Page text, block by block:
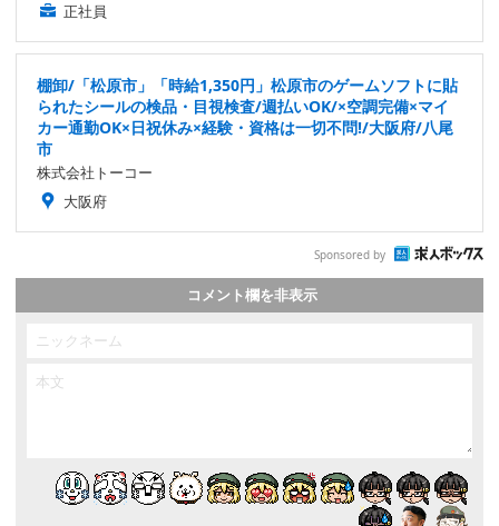
正社員
棚卸/「松原市」「時給1,350円」松原市のゲームソフトに貼
られたシールの検品・目視検査/週払いOK/×空調完備×マイ
カー通勤OK×日祝休み×経験・資格は一切不問!/大阪府/八尾
市
株式会社トーコー
大阪府
Sponsored by
コメント欄を非表示